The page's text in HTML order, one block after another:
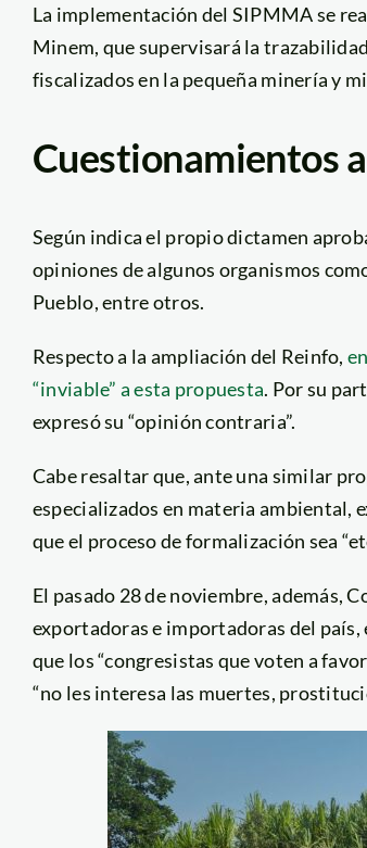
La implementación del SIPMMA se
Minem, que supervisará la
fiscalizados en la pequeña minería y
Cuestionamientos
Según indica el propio dictamen
opiniones de algunos organismos
Pueblo, entre otros.
Respecto a la ampliación del Reinfo,
“inviable” a esta propuesta. Por su
expresó su “opinión contraria”.
Cabe resaltar que, ante una similar
especializados en materia ambiental,
que el proceso de formalización sea
El pasado 28 de noviembre, además,
exportadoras e importadoras del país,
que los “congresistas que voten a
“no les interesa las muertes,